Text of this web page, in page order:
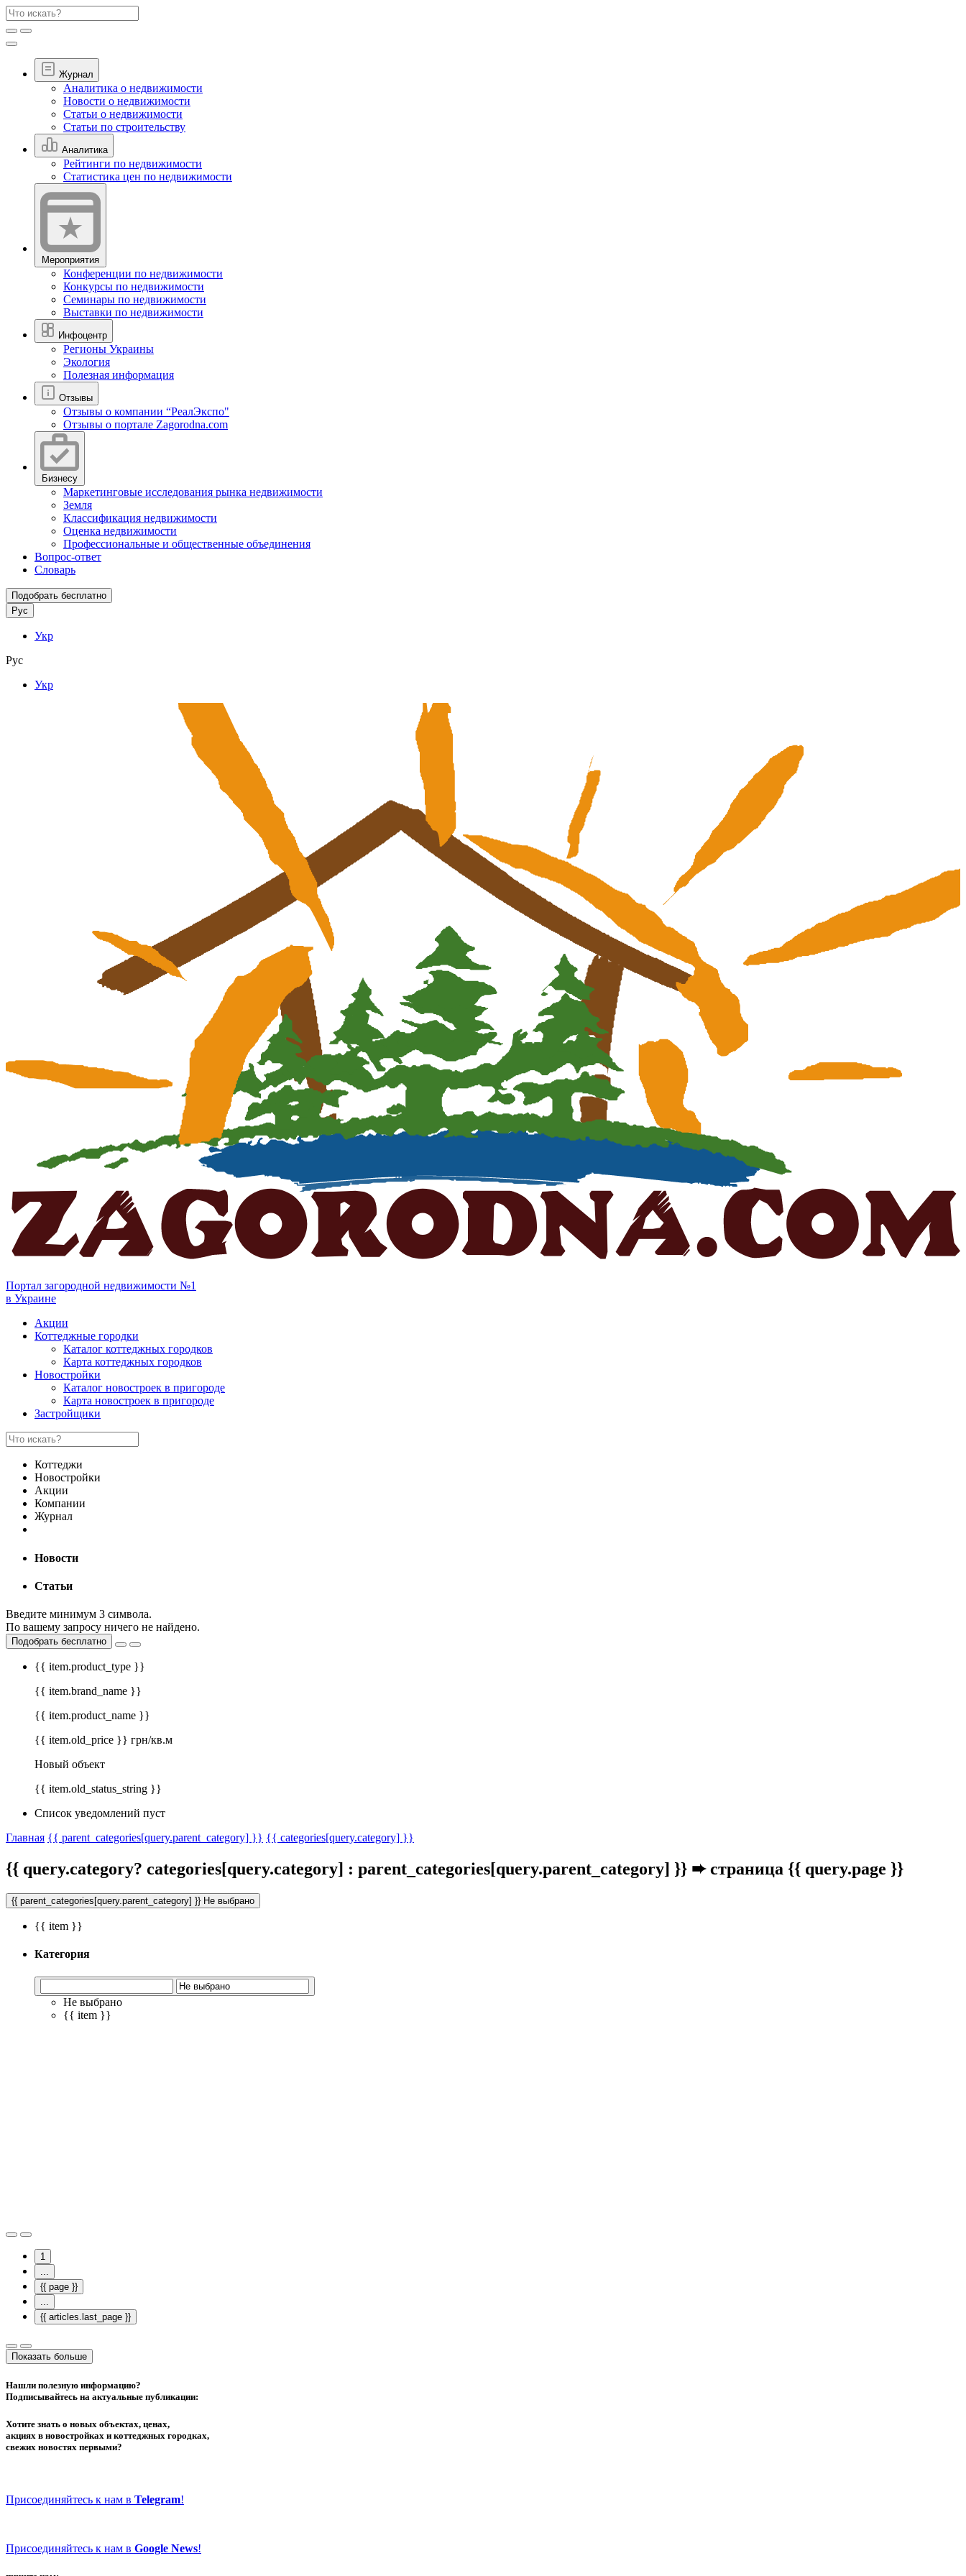
Журнал
Аналитика о недвижимости
Новости о недвижимости
Статьи о недвижимости
Статьи по строительству
Аналитика
Рейтинги по недвижимости
Статистика цен по недвижимости
Мероприятия
Конференции по недвижимости
Конкурсы по недвижимости
Семинары по недвижимости
Выставки по недвижимости
Инфоцентр
Регионы Украины
Экология
Полезная информация
Отзывы
Отзывы о компании “РеалЭкспо"
Отзывы о портале Zagorodna.com
Бизнесу
Маркетинговые исследования рынка недвижимости
Земля
Классификация недвижимости
Оценка недвижимости
Профессиональные и общественные объединения
Вопрос-ответ
Словарь
Подобрать бесплатно
Рус
Укр
Рус
Укр
Портал загородной недвижимости №1
в Украине
Акции
Коттеджные городки
Каталог коттеджных городков
Карта коттеджных городков
Новостройки
Каталог новостроек в пригороде
Карта новостроек в пригороде
Застройщики
Коттеджи
Новостройки
Акции
Компании
Журнал
Новости
Статьи
Введите минимум 3 символа.
По вашему запросу ничего не найдено.
Подобрать бесплатно
{{ item.product_type }}
{{ item.brand_name }}
{{ item.product_name }}
{{ item.old_price }} грн/кв.м
Новый объект
{{ item.old_status_string }}
Список уведомлений пуст
Главная {{ parent_categories[query.parent_category] }} {{ categories[query.category] }}
{{ query.category? categories[query.category] : parent_categories[query.parent_category] }} ➨ страница {{ query.page }}
{{ parent_categories[query.parent_category] }} Не выбрано
{{ item }}
Категория
Не выбрано
{{ item }}
1
{{ page }}
{{ articles.last_page }}
Показать больше
Нашли полезную информацию?
Подписывайтесь на актуальные публикации:
Хотите знать о новых объектах, ценах,
акциях в новостройках и коттеджных городках,
свежих новостях первыми?
Присоединяйтесь к нам в Telegram!
Присоединяйтесь к нам в Google News!